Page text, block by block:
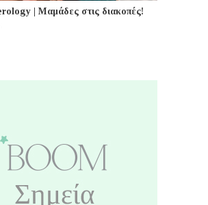
| Μαμάδες στις διακοπές!